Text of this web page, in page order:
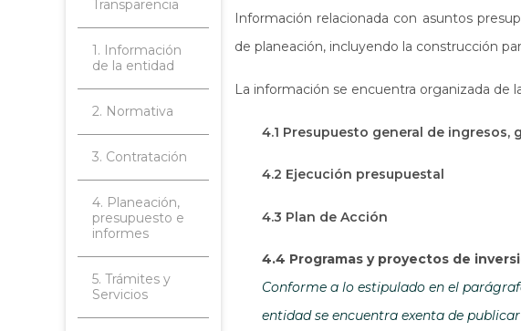
Transparencia
1. Información
de la entidad
2. Normativa
3. Contratación
4. Planeación,
presupuesto e
informes
5. Trámites y
Servicios
Información relacionada con asuntos
de planeación, incluyendo la construcción
La información se encuentra organizada de
4.1 Presupuesto general de ingresos,
4.2 Ejecución presupuestal
4.3 Plan de Acción
4.4 Programas y proyectos de
Conforme a lo estipulado en el
entidad se encuentra exenta de